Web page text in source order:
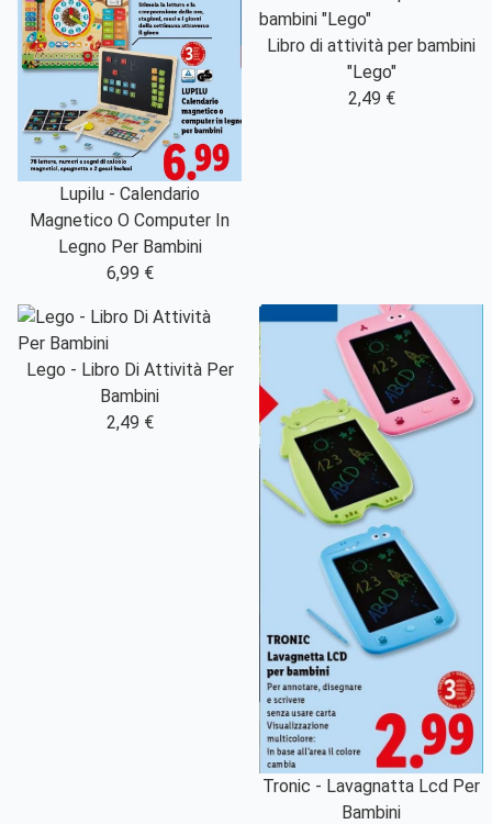
Lupilu - Calendario
Magnetico O Computer In
Legno Per Bambini
6,99 €
Libro di attività per bambini
"Lego"
2,49 €
Lego - Libro Di Attività Per
Bambini
2,49 €
Tronic - Lavagnatta Lcd Per
Bambini